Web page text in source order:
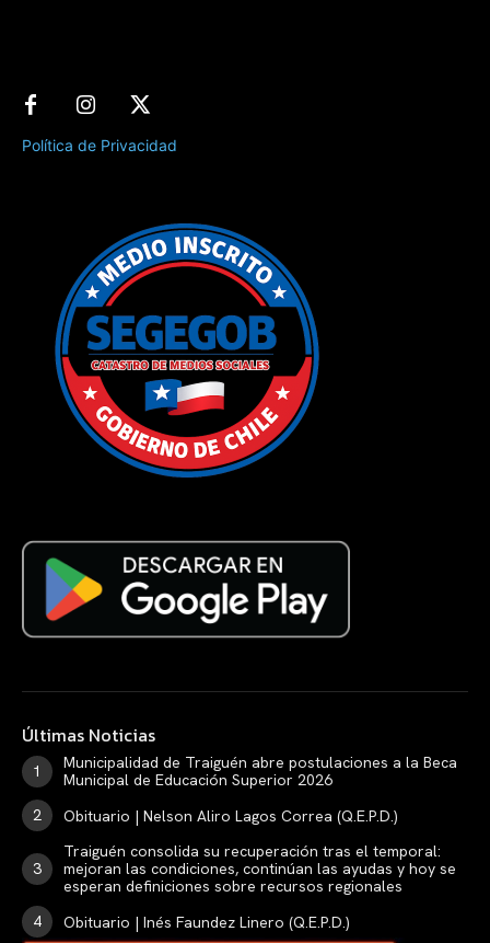
Política de Privacidad
Últimas Noticias
Municipalidad de Traiguén abre postulaciones a la Beca
Municipal de Educación Superior 2026
Obituario | Nelson Aliro Lagos Correa (Q.E.P.D.)
Traiguén consolida su recuperación tras el temporal:
mejoran las condiciones, continúan las ayudas y hoy se
esperan definiciones sobre recursos regionales
Obituario | Inés Faundez Linero (Q.E.P.D.)